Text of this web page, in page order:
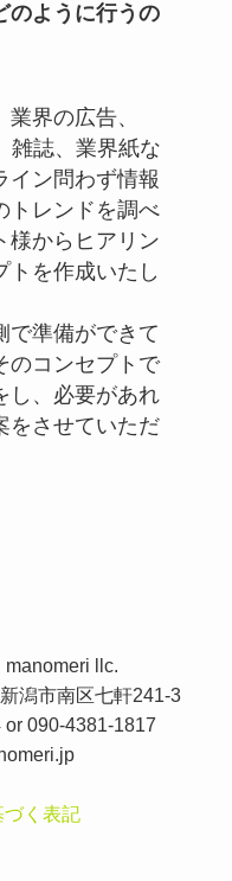
のように行うの
業界の広告、
雑誌、業界紙な
イン問わず情報
トレンドを調べ
様からヒアリン
トを作成いたし
で準備ができて
のコンセプトで
し、必要があれ
をさせていただ
llc.
潟市南区七軒241-3
090-4381-1817
く表記